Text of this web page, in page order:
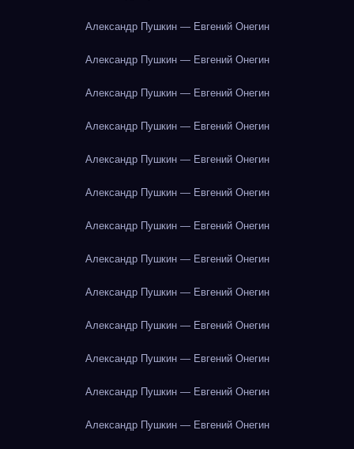
Александр Пушкин — Евгений Онегин
Александр Пушкин — Евгений Онегин
Александр Пушкин — Евгений Онегин
Александр Пушкин — Евгений Онегин
Александр Пушкин — Евгений Онегин
Александр Пушкин — Евгений Онегин
Александр Пушкин — Евгений Онегин
Александр Пушкин — Евгений Онегин
Александр Пушкин — Евгений Онегин
Александр Пушкин — Евгений Онегин
Александр Пушкин — Евгений Онегин
Александр Пушкин — Евгений Онегин
Александр Пушкин — Евгений Онегин